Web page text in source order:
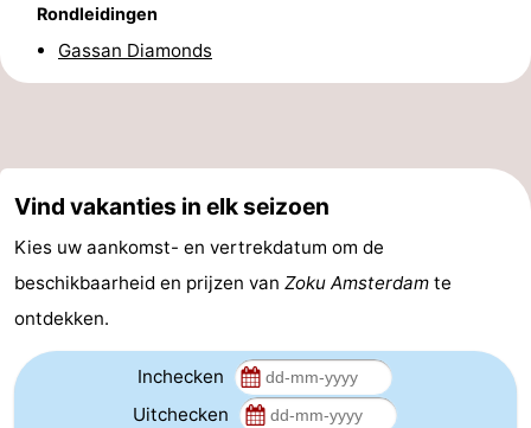
Homohoofdstad
buurt
Geschiedenis
Diamantstad
inParken
Rondleidingen
Gassan Diamonds
Vind vakanties in elk seizoen
Kies uw aankomst- en vertrekdatum om de
beschikbaarheid en prijzen van Zoku Amsterdam te
ontdekken.
Inchecken
Uitchecken